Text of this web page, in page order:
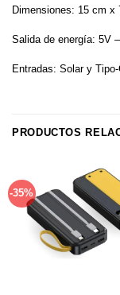
Dimensiones: 15 cm x
Salida de energía: 5V
Entradas: Solar y Tipo-
PRODUCTOS
-35%